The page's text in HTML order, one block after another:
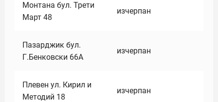
Монтана бул. Трети
Март 48
изчерпан
Пазарджик бул.
Г.Бенковски 66А
изчерпан
Плевен ул. Кирил и
Методий 18
изчерпан